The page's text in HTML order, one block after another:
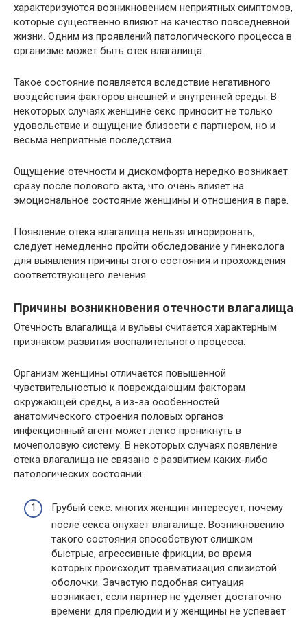
характеризуются возникновением неприятных симптомов,
которые существенно влияют на качество повседневной
жизни. Одним из проявлений патологического процесса в
организме может быть отек влагалища.
Такое состояние появляется вследствие негативного
воздействия факторов внешней и внутренней среды. В
некоторых случаях женщине секс приносит не только
удовольствие и ощущение близости с партнером, но и
весьма неприятные последствия.
Ощущение отечности и дискомфорта нередко возникает
сразу после полового акта, что очень влияет на
эмоциональное состояние женщины и отношения в паре.
Появление отека влагалища нельзя игнорировать,
следует немедленно пройти обследование у гинеколога
для выявления причины этого состояния и прохождения
соответствующего лечения.
Причины возникновения отечности влагалища
Отечность влагалища и вульвы считается характерным
признаком развития воспалительного процесса.
Организм женщины отличается повышенной
чувствительностью к повреждающим факторам
окружающей среды, а из-за особенностей
анатомического строения половых органов
инфекционный агент может легко проникнуть в
мочеполовую систему. В некоторых случаях появление
отека влагалища не связано с развитием каких-либо
патологических состояний:
Грубый секс: многих женщин интересует, почему
после секса опухает влагалище. Возникновению
такого состояния способствуют слишком
быстрые, агрессивные фрикции, во время
которых происходит травматизация слизистой
оболочки. Зачастую подобная ситуация
возникает, если партнер не уделяет достаточно
времени для прелюдии и у женщины не успевает